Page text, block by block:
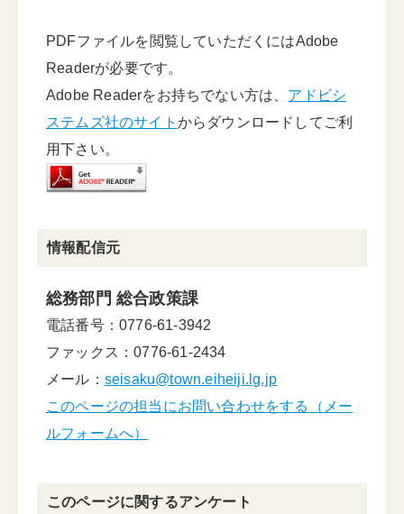
PDFファイルを閲覧していただくにはAdobe
Readerが必要です。
Adobe Readerをお持ちでない方は、 アドビシ
ステムズ社のサイト からダウンロードしてご利
用下さい。
情報配信元
総務部門 総合政策課
電話番号：0776-61-3942
ファックス：0776-61-2434
メール： seisaku@town.eiheiji.lg.jp
このページの担当にお問い合わせをする（メー
ルフォームへ）
このページに関するアンケート